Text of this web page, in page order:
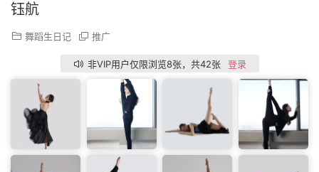
钰航
舞蹈生日记 推广
非VIP用户仅限浏览8张，共42张 登录